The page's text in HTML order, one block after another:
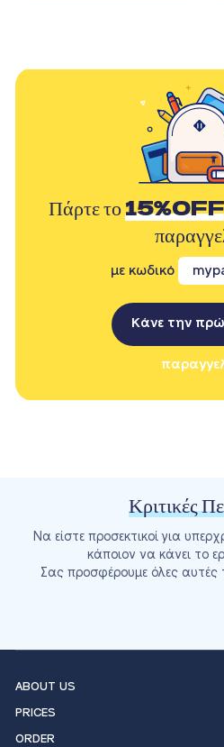
Πάρτε το15%OFF
με κωδικό
Κάνε την
Κριτικές
Να είστε προσεκτικοί για
κάποιον να κάνει το
Σας προσφέρουμε όλες αυτές
ABOUT US
PRICES
ORDER